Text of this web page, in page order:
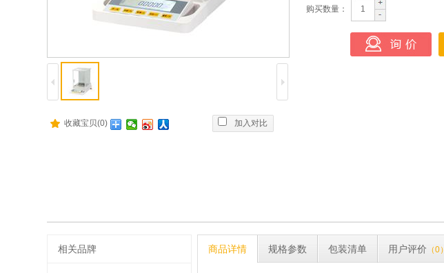
收藏宝贝(0) 加入对比
购买数量：
相关品牌 商品详情 规格参数 包装清单 用户评价 （0）